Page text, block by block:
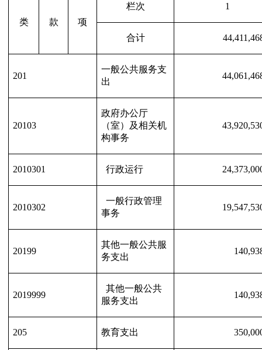
类 款 项
栏次 1
合计
201
一般公共服务支
出
20103
政府办公厅
（室）及相关机
构事务
2010301 行政运行
2010302
一般行政管理
事务
20199
其他一般公共服
务支出
2019999
其他一般公共
服务支出
205 教育支出